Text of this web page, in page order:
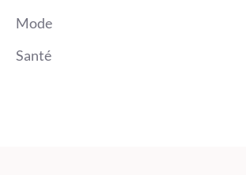
Mode
Santé